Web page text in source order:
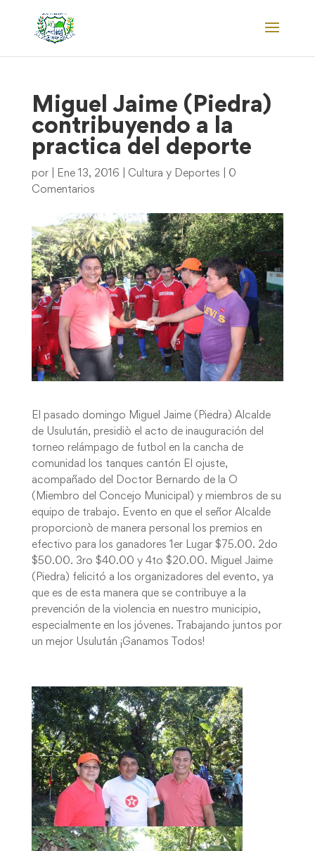
Miguel Jaime (Piedra)
contribuyendo a la
practica del deporte
por Ene 13, 2016 Cultura y Deportes
0
Comentarios
El pasado domingo Miguel Jaime (Piedra) Alcalde
de Usulután, presidiò el acto de inauguración del
torneo relámpago de futbol en la cancha de
comunidad los tanques cantón El ojuste,
acompañado del Doctor Bernardo de la O
(Miembro del Concejo Municipal) y miembros de su
equipo de trabajo. Evento en que el señor Alcalde
proporcionò de manera personal los premios en
efectivo para los ganadores 1er Lugar $75.00. 2do
$50.00. 3ro $40.00 y 4to $20.00. Miguel Jaime
(Piedra) felicitó a los organizadores del evento, ya
que es de esta manera que se contribuye a la
prevención de la violencia en nuestro municipio,
especialmente en los jóvenes. Trabajando juntos por
un mejor Usulután ¡Ganamos Todos!